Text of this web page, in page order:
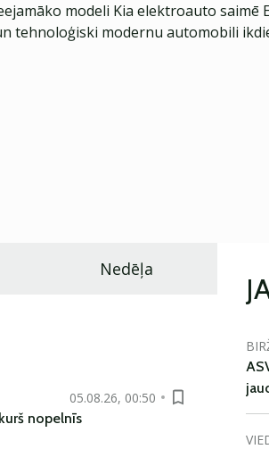
modeli Kia elektroauto saimē
tehnoloģiski modernu automobili
Nedēļa
05.08.26, 00:50
nopelnīs